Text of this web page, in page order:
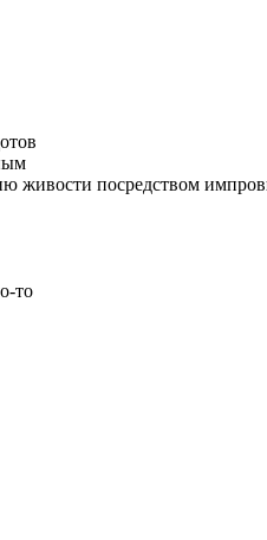
живости посредством
то